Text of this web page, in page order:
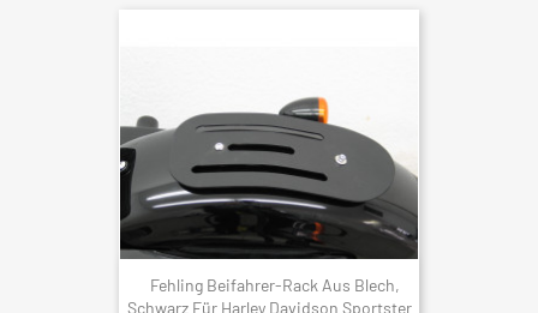
Fehling Beifahrer-Rack Aus Blech,
Schwarz Für Harley Davidson Sportster